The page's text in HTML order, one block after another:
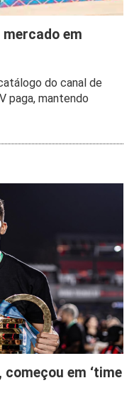
em
do canal de
paga, mantendo
em ‘time